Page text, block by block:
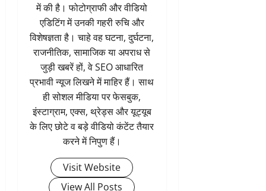
में की है। फोटोग्राफी और वीडियो
एडिटिंग में उनकी गहरी रुचि और
विशेषज्ञता है। चाहे वह घटना, दुर्घटना,
राजनीतिक, सामाजिक या अपराध से
जुड़ी खबरें हों, वे SEO आधारित
प्रभावी न्यूज लिखने में माहिर हैं। साथ
ही सोशल मीडिया पर फेसबुक,
इंस्टाग्राम, एक्स, थ्रेड्स और यूट्यूब
के लिए छोटे व बड़े वीडियो कंटेंट तैयार
करने में निपुण हैं।
Visit Website
View All Posts